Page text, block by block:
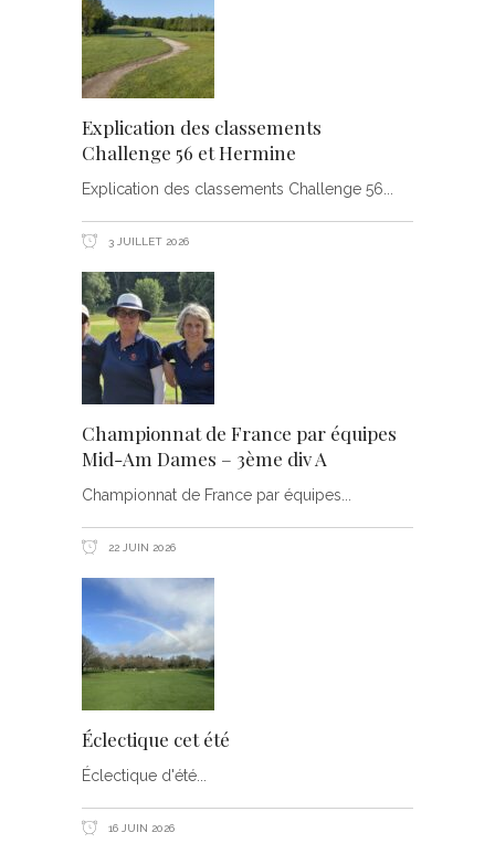
Explication des classements
Challenge 56 et Hermine
Explication des classements Challenge 56
3 JUILLET 2026
Championnat de France par équipes
Mid-Am Dames – 3ème div A
Championnat de France par équipes
22 JUIN 2026
Éclectique cet été
Éclectique d'été
16 JUIN 2026